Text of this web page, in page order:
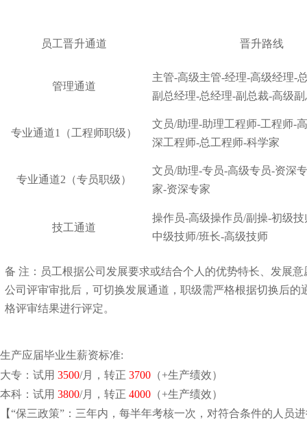
员工晋升通道 晋升路线
管理通道
主管-高级主管-经理-高级经理-
副总经理-总经理-副总裁-高级
专业通道1（工程师职级）
文员/助理-助理工程师-工程师-
深工程师-总工程师-科学家
专业通道2（专员职级）
文员/助理-专员-高级专员-资深
家-资深专家
技工通道
操作员-高级操作员/副操-初级
中级技师/班长-高级技师
备 注： 员工根据公司发展要求或结合个人的优势特长、发展
公司评审审批后，可切换发展通道，职级需严格根据切换后的
格评审结果进行评定。
生产应届毕业生薪资标准:
大专 ：试用 3500/月，转正 3700 （+生产绩效）
本科 ：试用 3800/月，转正 4000 （+生产绩效）
【“保三政策”：三年内，每半年考核一次，对符合条件的人员